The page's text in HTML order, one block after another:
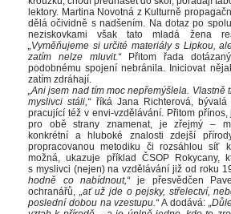
lektory. Martina Novotná z Kulturně
dělá očividně s nadšením. Na dotaz po
neziskovkami však tato mladá žena
„Vyměňujeme si určité materiály s Lipkou,
zatím nelze mluvit.“ Přitom řada
podobnému spojení nebránila. Iniciovat
zatím zdráhají.
„Ani jsem nad tím moc nepřemýšlela.
myslivci stáli,“ říká Jana Richterová, bývalá
pracující též v envi-vzdělávání. Přitom
pro obě strany znamenat, je zřejmý –
konkrétní a hluboké znalosti zdejší
propracovanou metodiku či rozsáhlou síť
možná, ukazuje příklad ČSOP Rokycany,
myslivci (nejen) na vzdělávání již od roku
hodně co nabídnout,“ je přesvědčen
ochranářů,
„ať už jde o pejsky, střelectví,
poslední dobou na vzestupu.“ A dodává: